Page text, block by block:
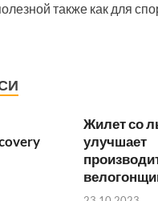
также как для
Жилет со
улучшает